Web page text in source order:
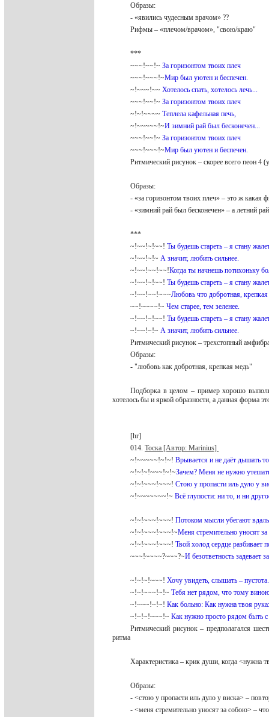
Образы:
- «явились чудесным врачом» ??
Рифмы – «плечом/врачом», "свою/краю"
***
~~~!~~!~ За горизонтом твоих плеч
~~~!~~~!~Мир был уютен и беспечен.
~!~~~!~~ Хотелось спать, хотелось лечь...
~~~!~~!~ За горизонтом твоих плеч
~!~!~~~~ Теплела кафельная печь,
~!~~~~~!~И зимний рай был бесконечен...
~~~!~~!~ За горизонтом твоих плеч
~~~!~~~!~Мир был уютен и беспечен.
Ритмический рисунок – скорее всего пеон 4
Образы:
- «за горизонтом твоих плеч» – это ж какая
- «зимний рай был бесконечен» – а летний
***
~!~~!~!~~! Ты будешь стареть – я стану
~!~~!~!~ А значит, любить сильнее.
~!~~!~~!~~!Когда ты начнешь потихоньку
~!~~!~!~~! Ты будешь стареть – я стану
~!~~!~~!~~~Любовь что добротная,
~~!~~~~!~ Чем старее, тем зеленее.
~!~~!~!~~! Ты будешь стареть – я стану
~!~~!~!~ А значит, любить сильнее.
Ритмический рисунок – трехстопный
Образы:
- "любовь как добротная, крепкая медь"
Подборка в целом – пример хорошо
хотелось бы и яркой образности, а данная форма
[hr]
014. Тоска [Автор: Marinius]
~!~~~~~!~!~! Врывается и не даёт дышать
~!~!~!~~~!~!~Зачем? Меня не нужно
~!~!~~~!~~~! Стою у пропасти иль дуло у
~!~~~~~~~!~ Всё глупости: ни то, и ни
~!~!~~~!~~~! Потоком мысли убегают
~!~!~~~!~~~!~Меня стремительно уносят
~!~!~~~!~~~! Твой холод сердце разбивает
~~~!~~~~?~~~?~И безответность задевает
~!~!~!~~~! Хочу увидеть, слышать – пустота.
~!~!~~~!~!~ Тебя нет рядом, что тому
~!~~~!~!~! Как больно: Как нужна твоя рука:
~!~!~!~~~!~ Как нужно просто рядом быть
Ритмический рисунок – предполагался
ритма
Характеристика – крик души, когда <нужна
Образы:
- <стою у пропасти иль дуло у виска> –
- <меня стремительно уносят за собою> –